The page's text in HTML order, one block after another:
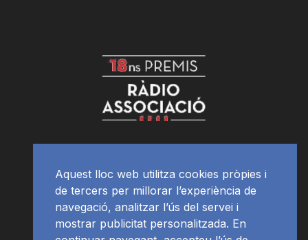
Aquest lloc web utilitza cookies pròpies i
de tercers per millorar l’experiència de
navegació, analitzar l’ús del servei i
mostrar publicitat personalitzada. En